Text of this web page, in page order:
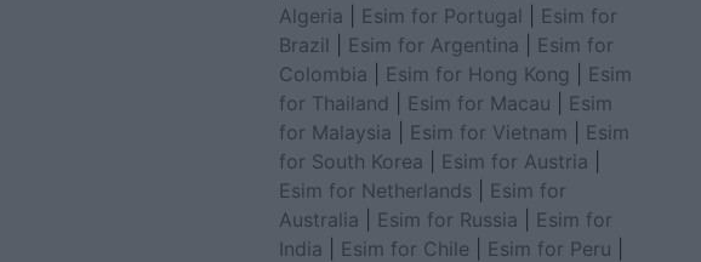
Algeria
Esim for Portugal
Esim for
Brazil
Esim for Argentina
Esim for
Colombia
Esim for Hong Kong
Esim
for Thailand
Esim for Macau
Esim
for Malaysia
Esim for Vietnam
Esim
for South Korea
Esim for Austria
Esim for Netherlands
Esim for
Australia
Esim for Russia
Esim for
India
Esim for Chile Esim for Peru